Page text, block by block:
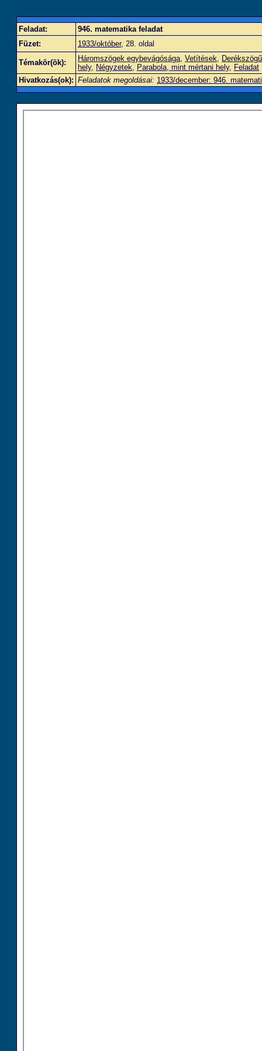
Feladat:
946. matematika feladat
Füzet:
1933/október, 28. oldal
Témakör(ök): Háromszögek egybevágósága, Vetítések,
hely, Négyzetek, Parabola, mint mértani hely, Feladat
Hivatkozás(ok): Feladatok megoldásai: 1933/december: 946.